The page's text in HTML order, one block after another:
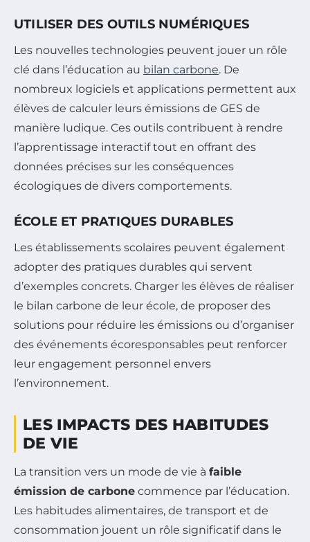
UTILISER DES OUTILS NUMÉRIQUES
Les nouvelles technologies peuvent jouer un rôle
clé dans l’éducation au bilan carbone. De
nombreux logiciels et applications permettent aux
élèves de calculer leurs émissions de GES de
manière ludique. Ces outils contribuent à rendre
l’apprentissage interactif tout en offrant des
données précises sur les conséquences
écologiques de divers comportements.
ÉCOLE ET PRATIQUES DURABLES
Les établissements scolaires peuvent également
adopter des pratiques durables qui servent
d’exemples concrets. Charger les élèves de réaliser
le bilan carbone de leur école, de proposer des
solutions pour réduire les émissions ou d’organiser
des événements écoresponsables peut renforcer
leur engagement personnel envers
l’environnement.
LES IMPACTS DES HABITUDES
DE VIE
La transition vers un mode de vie à faible
émission de carbone commence par l’éducation.
Les habitudes alimentaires, de transport et de
consommation jouent un rôle significatif dans le